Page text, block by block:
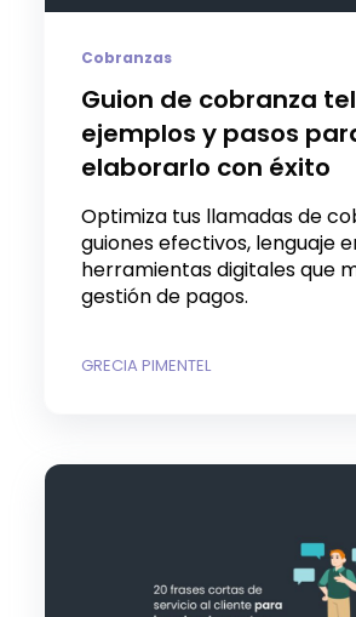
Cobranzas
Guion de cobranza
ejemplos y pasos
elaborarlo con éxito
Optimiza tus llamadas de
guiones efectivos, lenguaje
herramientas digitales que
gestión de pagos.
GRECIA PIMENTEL